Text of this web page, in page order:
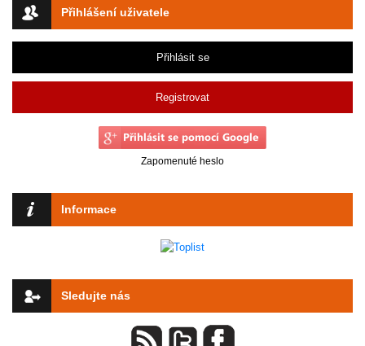
Přihlášení uživatele
Přihlásit se
Registrovat
Zapomenuté heslo
Informace
Sledujte nás